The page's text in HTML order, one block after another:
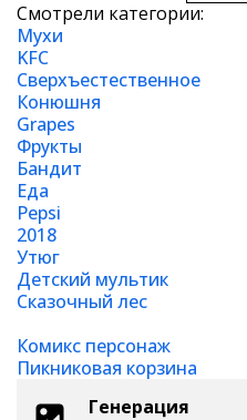
Смотрели категории:
Мухи
KFC
Сверхъестественное
Конюшня
Grapes
Фрукты
Бандит
Еда
Pepsi
2018
Утюг
Детский мультик
Сказочный лес
Комикс персонаж
Пикниковая корзина
Генерация